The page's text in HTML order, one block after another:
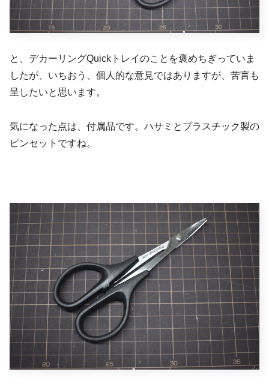
と、デカーリングQuickトレイのことを褒めちぎっていま
したが、いちおう、個人的な意見ではありますが、苦言も
呈したいと思います。
気になった点は、付属品です。ハサミとプラスチック製の
ピンセットですね。